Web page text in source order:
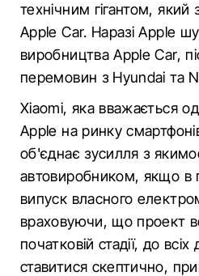
технічним гігантом,
Apple Car. Наразі Apple
виробництва Apple Car,
перемовин з Hyundai та
Xiaomi, яка вважається
Apple на ринку
об'єднає зусилля з
автовиробником, якщо в
випуск власного
враховуючи, що проект
початковій стадії, до
ставитися скептично,